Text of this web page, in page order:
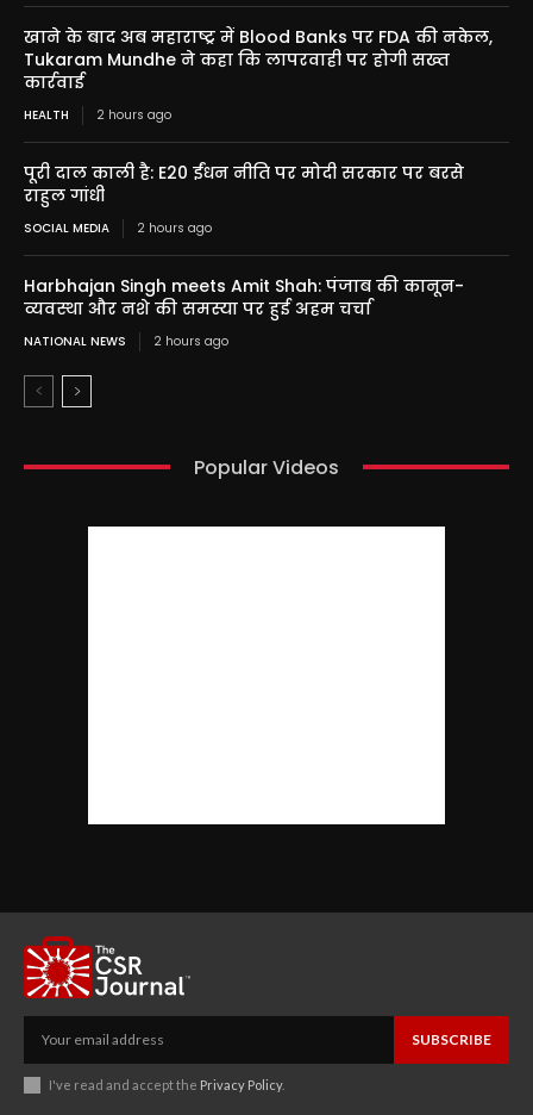
खाने के बाद अब महाराष्ट्र में Blood Banks पर FDA की नकेल,
Tukaram Mundhe ने कहा कि लापरवाही पर होगी सख्त
कार्रवाई
HEALTH 2 hours ago
पूरी दाल काली है: E20 ईंधन नीति पर मोदी सरकार पर बरसे
राहुल गांधी
SOCIAL MEDIA 2 hours ago
Harbhajan Singh meets Amit Shah: पंजाब की कानून-
व्यवस्था और नशे की समस्या पर हुई अहम चर्चा
NATIONAL NEWS 2 hours ago
Popular Videos
SUBSCRIBE
I've read and accept the Privacy Policy.